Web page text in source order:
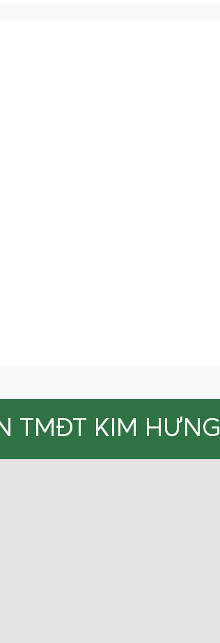
TMĐT KIM HƯNG